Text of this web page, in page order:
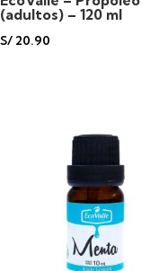
(adultos) – 120 ml
S/ 20.90